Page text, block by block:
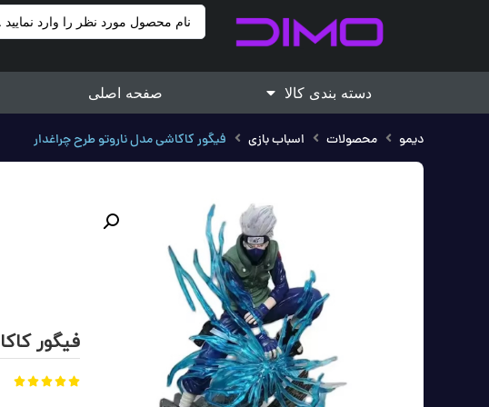
دسته بندی کالا صفحه اصلی
دیمو محصولات اسباب بازی فیگور کاکاشی مدل ناروتو طرح چراغدار
فیگور




